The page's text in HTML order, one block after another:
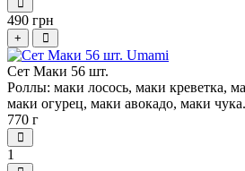
490 грн
+
Сет Маки 56 шт.
Роллы: маки лосось, маки креветка,
маки огурец, маки авокадо, маки чука.
770 г
1